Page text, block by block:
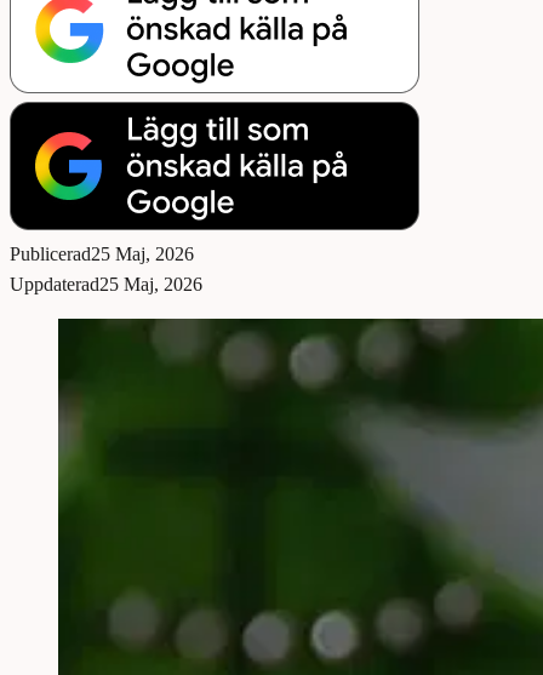
Publicerad25 Maj, 2026
Uppdaterad25 Maj, 2026